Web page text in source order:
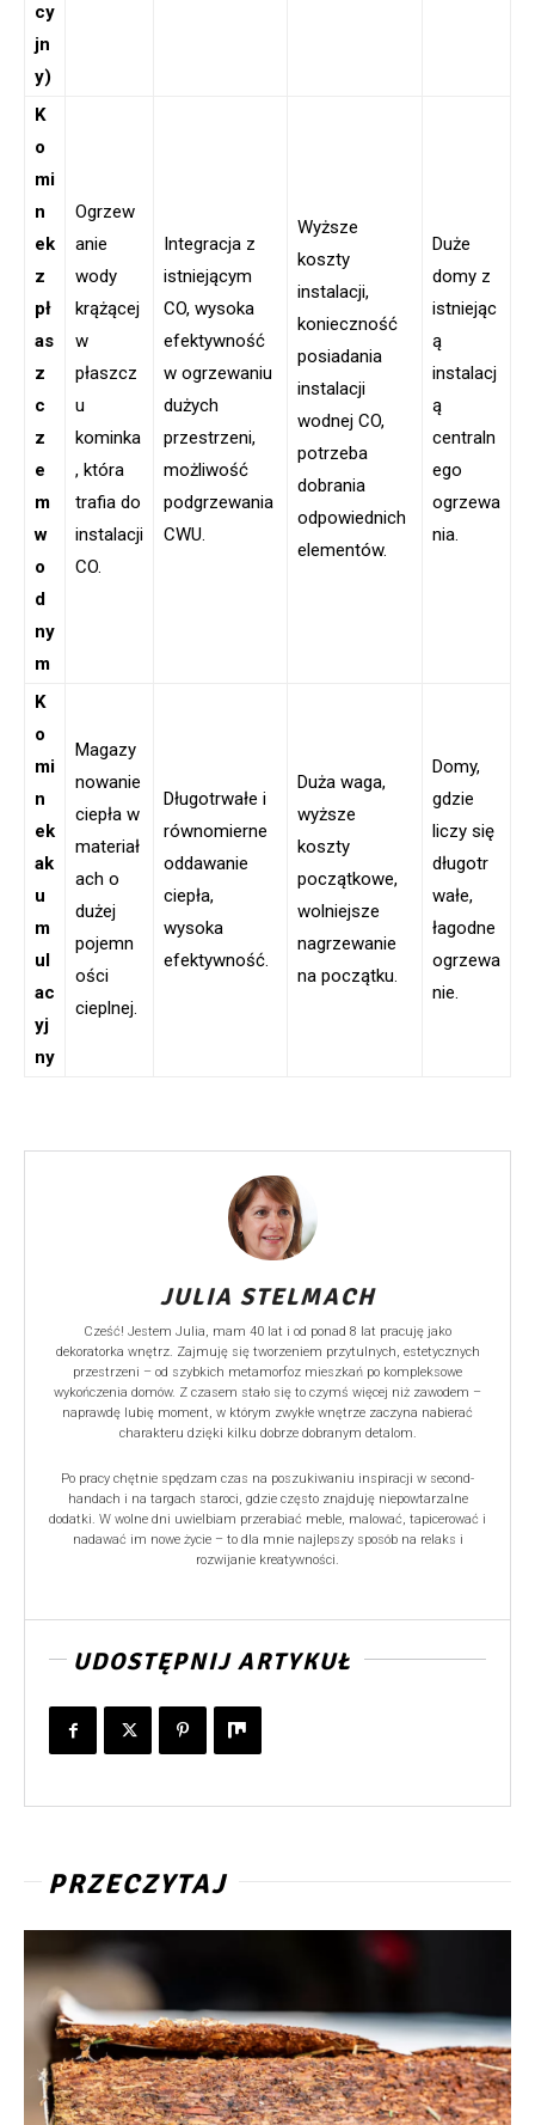
cy
jn
y)
K
o
mi
n
ek
z
pł
as
z
c
z
e
m
w
o
d
ny
m
Ogrzew
anie
wody
krążącej
w
płaszcz
u
kominka
, która
trafia do
instalacji
CO.
Integracja z
istniejącym
CO, wysoka
efektywność
w ogrzewaniu
dużych
przestrzeni,
możliwość
podgrzewania
CWU.
Wyższe
koszty
instalacji,
konieczność
posiadania
instalacji
wodnej CO,
potrzeba
dobrania
odpowiednich
elementów.
Duże
domy z
istniejąc
ą
instalacj
ą
centraln
ego
ogrzewa
nia.
K
o
mi
n
ek
ak
u
m
ul
ac
yj
ny
Magazy
nowanie
ciepła w
materiał
ach o
dużej
pojemn
ości
cieplnej.
Długotrwałe i
równomierne
oddawanie
ciepła,
wysoka
efektywność.
Duża waga,
wyższe
koszty
początkowe,
wolniejsze
nagrzewanie
na początku.
Domy,
gdzie
liczy się
długotr
wałe,
łagodne
ogrzewa
nie.
JULIA STELMACH
Cześć! Jestem Julia, mam 40 lat i od ponad 8 lat pracuję jako
dekoratorka wnętrz. Zajmuję się tworzeniem przytulnych, estetycznych
przestrzeni – od szybkich metamorfoz mieszkań po kompleksowe
wykończenia domów. Z czasem stało się to czymś więcej niż zawodem –
naprawdę lubię moment, w którym zwykłe wnętrze zaczyna nabierać
charakteru dzięki kilku dobrze dobranym detalom.
Po pracy chętnie spędzam czas na poszukiwaniu inspiracji w second-
handach i na targach staroci, gdzie często znajduję niepowtarzalne
dodatki. W wolne dni uwielbiam przerabiać meble, malować, tapicerować i
nadawać im nowe życie – to dla mnie najlepszy sposób na relaks i
rozwijanie kreatywności.
UDOSTĘPNIJ ARTYKUŁ
PRZECZYTAJ